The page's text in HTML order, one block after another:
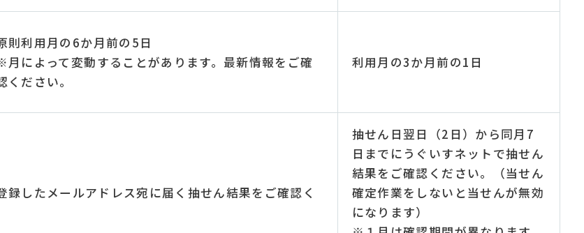
則利用月の6か月前の5日
月によって変動することがあります。最新情報をご確
ください。
利用月の3か月前の1日
録したメールアドレス宛に届く抽せん結果をご確認く
抽せん日翌日（2日）から同月7
日までにうぐいすネットで抽せん
結果をご確認ください。（当せん
確定作業をしないと当せんが無効
になります）